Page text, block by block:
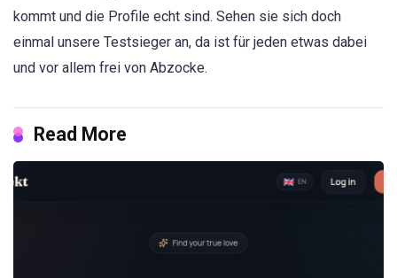
kommt und die Profile echt sind. Sehen sie sich doch
einmal unsere Testsieger an, da ist für jeden etwas dabei
und vor allem frei von Abzocke.
Read More